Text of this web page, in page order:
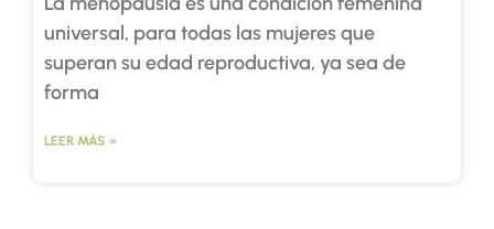
universal, para todas las mujeres que
superan su edad reproductiva, ya sea de
forma
LEER MÁS »